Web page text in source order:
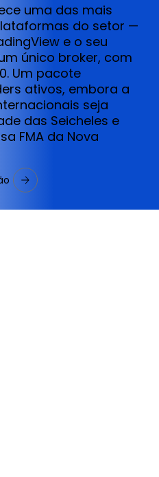
uma das mais
do setor —
e o seu
único broker, com
Um pacote
ativos, embora a
seja
das Seicheles e
FMA da Nova